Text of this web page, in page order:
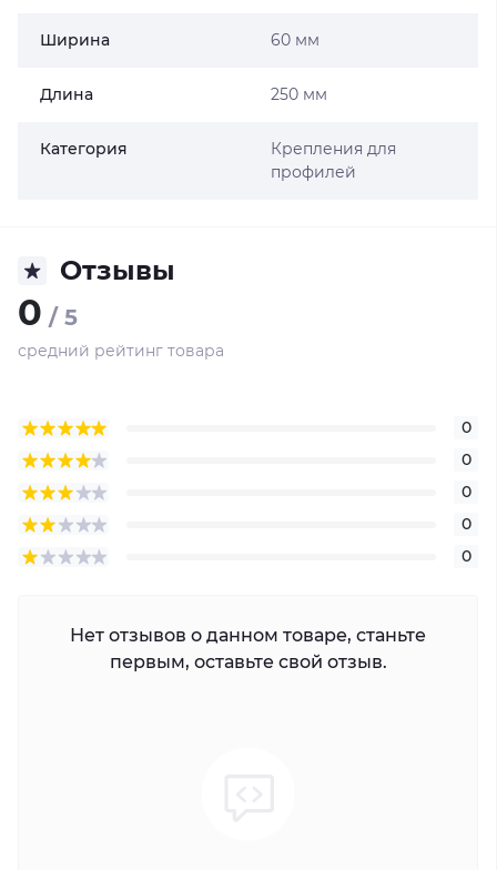
Ширина 60 мм
Длина 250 мм
Категория
Крепления для
профилей
Отзывы
0 / 5
средний рейтинг товара
0
0
0
0
0
Нет отзывов о данном товаре, станьте
первым, оставьте свой отзыв.